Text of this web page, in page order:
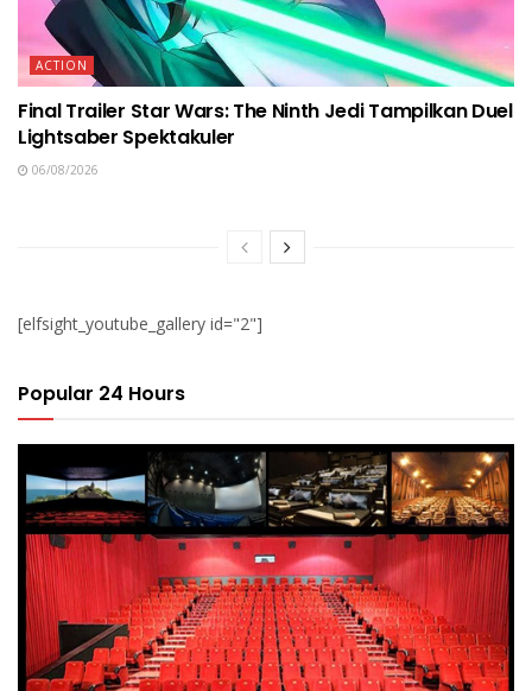
ACTION
Final Trailer Star Wars: The Ninth Jedi Tampilkan Duel
Lightsaber Spektakuler
06/08/2026
[elfsight_youtube_gallery id="2"]
Popular 24 Hours